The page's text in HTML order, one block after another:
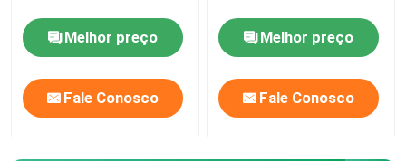
Melhor preço
Fale Conosco
Melhor preço
Fale Conosco